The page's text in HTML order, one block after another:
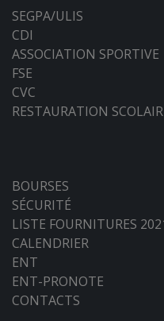
SEGPA/ULIS
CDI
ASSOCIATION SPORTIVE
FSE
CVC
RESTAURATION
BOURSES
SÉCURITÉ
LISTE FOURNITURES
CALENDRIER
ENT
ENT-PRONOTE
CONTACTS